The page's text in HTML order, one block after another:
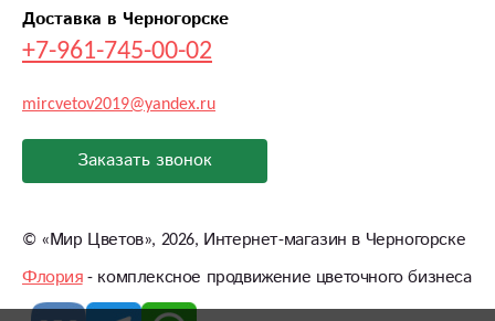
Доставка в Черногорске
+7-961-745-00-02
mircvetov2019@yandex.ru
Заказать звонок
© «Мир Цветов», 2026, Интернет-магазин в Черногорске
Флория- комплексное продвижение цветочного бизнеса